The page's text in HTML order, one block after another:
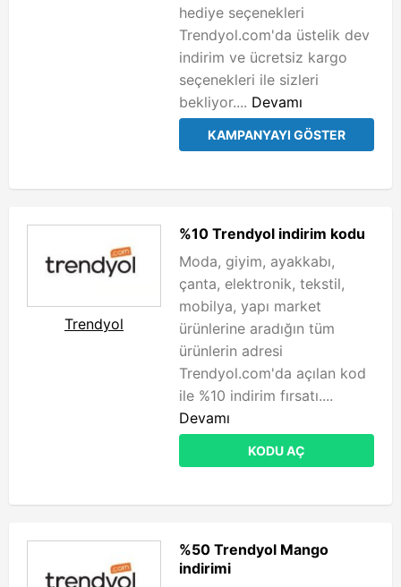
hediye seçenekleri
Trendyol.com'da üstelik dev
indirim ve ücretsiz kargo
seçenekleri ile sizleri
bekliyor.... Devamı
KAMPANYAYI GÖSTER
Trendyol
%10 Trendyol indirim kodu
Moda, giyim, ayakkabı,
çanta, elektronik, tekstil,
mobilya, yapı market
ürünlerine aradığın tüm
ürünlerin adresi
Trendyol.com'da açılan kod
ile %10 indirim fırsatı....
Devamı
KODU AÇ
%50 Trendyol Mango
indirimi